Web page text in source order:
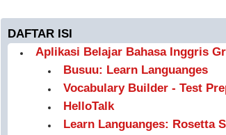
DAFTAR ISI
Aplikasi Belajar Bahasa Inggris
Busuu: Learn Languanges
Vocabulary Builder - Test
HelloTalk
Learn Languanges: Rosetta